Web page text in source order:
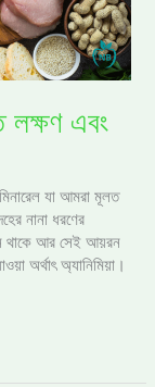
এবং
যা আমরা মূলত
নানা ধরণের
থাকে আর সেই আয়রন
অর্থাৎ অ্যানিমিয়া।